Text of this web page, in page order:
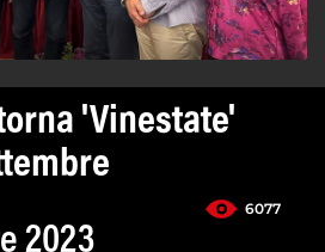
'Vinestate'
6077
2023